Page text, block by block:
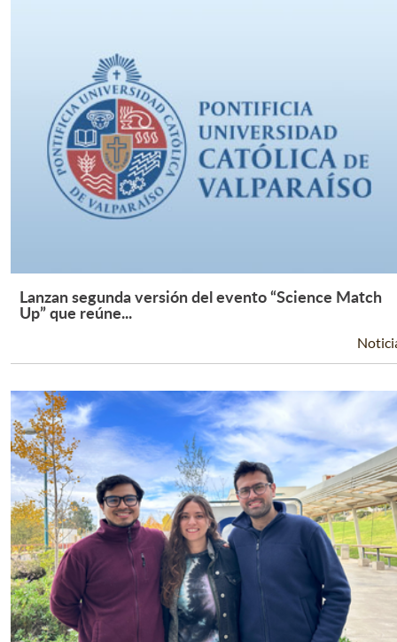
Leer Más +
Lanzan segunda versión del evento “Science Match
Up” que reúne...